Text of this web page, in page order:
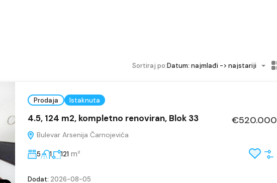
Sortiraj po:Datum: najmlađi -> najstariji
Prodaja Istaknuta
4.5, 124 m2, kompletno renoviran, Blok 33
Bulevar Arsenija Čarnojevića
€520.000
5 1 121 m²
Dodat: 2026-08-05